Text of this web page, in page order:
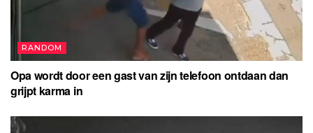
RANDOM
Opa wordt door een gast van zijn telefoon ontdaan dan
grijpt karma in